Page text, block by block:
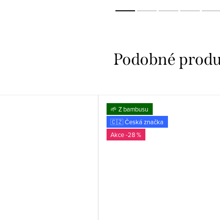
🌱 Z bambusu
🇨🇿 Česká značka
-28 %